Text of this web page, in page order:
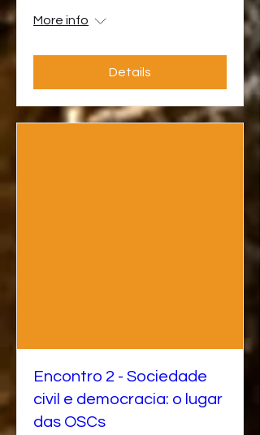
More info
Details
Encontro 2 - Sociedade
civil e democracia: o lugar
das OSCs